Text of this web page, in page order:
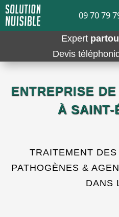
Expert
Devis
ENTREPRISE
À SAINT-
TRAITEMENT
PATHOGÈNES &
DANS
09 70 79